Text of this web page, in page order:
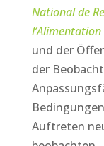
National de
und der
der
Auftreten